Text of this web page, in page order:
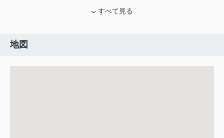
すべて見る
地図